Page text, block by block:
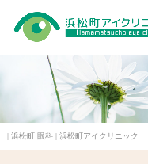
| 浜松町 眼科 | 浜松町アイクリニック